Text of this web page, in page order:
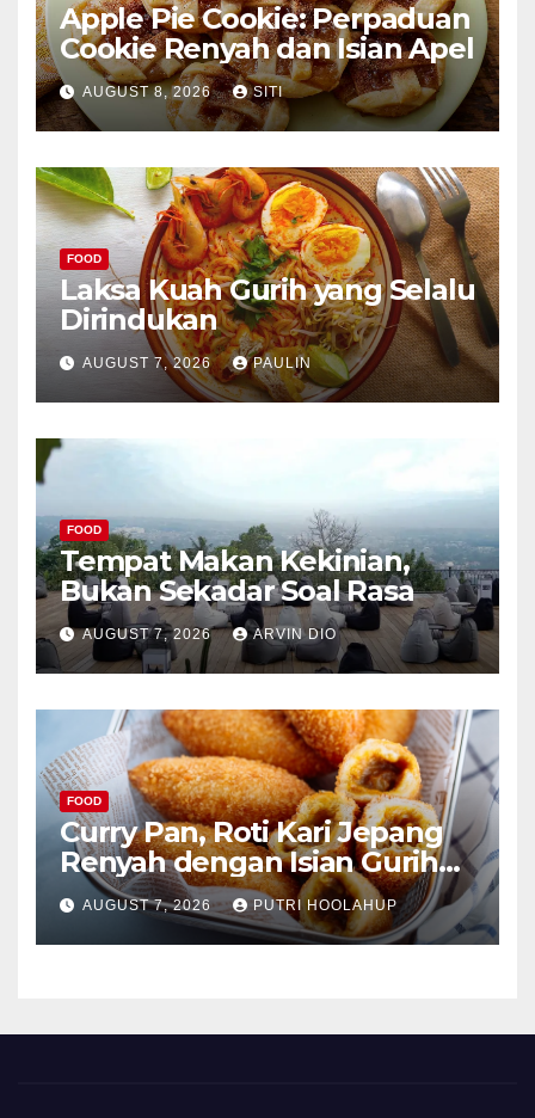
Apple Pie Cookie: Perpaduan
Cookie Renyah dan Isian Apel
AUGUST 8, 2026 SITI
FOOD
Laksa Kuah Gurih yang Selalu
Dirindukan
AUGUST 7, 2026 PAULIN
FOOD
Tempat Makan Kekinian,
Bukan Sekadar Soal Rasa
AUGUST 7, 2026 ARVIN DIO
FOOD
Curry Pan, Roti Kari Jepang
Renyah dengan Isian Gurih
Menggoda
AUGUST 7, 2026 PUTRI HOOLAHUP